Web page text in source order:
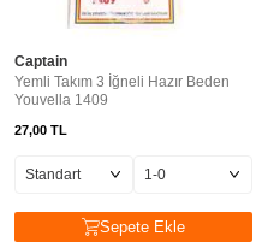
Captain
Yemli Takım 3 İğneli Hazır Beden
Youvella 1409
27,00 TL
Sepete Ekle